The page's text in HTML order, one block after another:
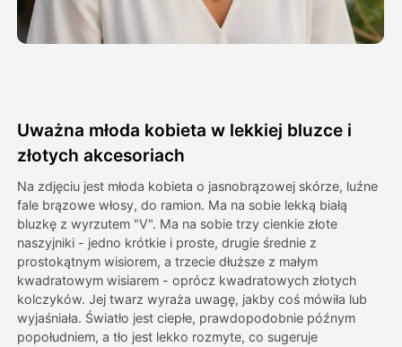
Inne narzędzia ▼
Galeria
Blog
Cennik
Uważna młoda kobieta w lekkiej bluzce i
złotych akcesoriach
Na zdjęciu jest młoda kobieta o jasnobrązowej skórze, luźne
fale brązowe włosy, do ramion. Ma na sobie lekką białą
bluzkę z wyrzutem "V". Ma na sobie trzy cienkie złote
naszyjniki - jedno krótkie i proste, drugie średnie z
prostokątnym wisiorem, a trzecie dłuższe z małym
kwadratowym wisiarem - oprócz kwadratowych złotych
kolczyków. Jej twarz wyraża uwagę, jakby coś mówiła lub
wyjaśniała. Światło jest ciepłe, prawdopodobnie późnym
popołudniem, a tło jest lekko rozmyte, co sugeruje